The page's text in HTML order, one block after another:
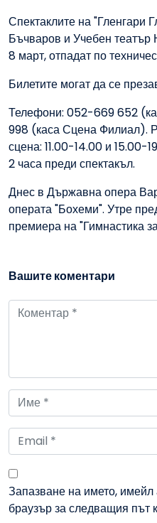
Спектаклите на "Гленгари
Бъчваров и Учебен
8 март, отпадат по
Билетите могат да се
Телефони: 052-669 652
998 (каса Сцена Филиал).
сцена: 11.00-14.00 и 15.00-
2 часа преди спектакъл.
Днес в Държавна опера
операта "Бохеми". Утре
премиера на "Гимнастика
Вашите коментари
Запазване на името, имейл
браузър за следващия път